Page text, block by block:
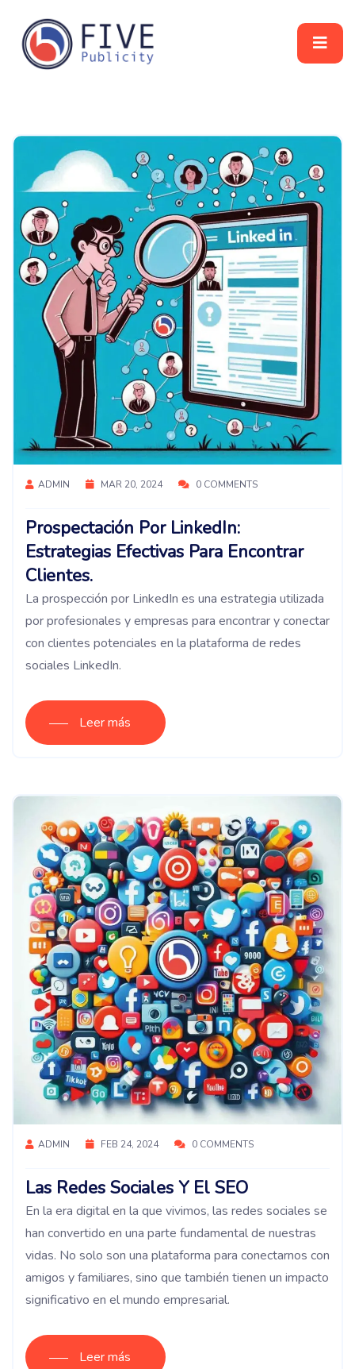
ADMIN MAR 20, 2024 0 COMMENTS
Prospectación Por LinkedIn:
Estrategias Efectivas Para Encontrar
Clientes.
La prospección por LinkedIn es una estrategia utilizada
por profesionales y empresas para encontrar y conectar
con clientes potenciales en la plataforma de redes
sociales LinkedIn.
Leer más
ADMIN FEB 24, 2024 0 COMMENTS
Las Redes Sociales Y El SEO
En la era digital en la que vivimos, las redes sociales se
han convertido en una parte fundamental de nuestras
vidas. No solo son una plataforma para conectarnos con
amigos y familiares, sino que también tienen un impacto
significativo en el mundo empresarial.
Leer más